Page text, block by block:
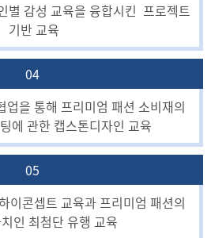
별 감성 교육을 융합시킨 프로젝트
기반 교육
04
업을 통해 프리미엄 패션 소비재의
에 관한 캡스톤디자인 교육
05
이콘셉트 교육과 프리미엄 패션의
인 최첨단 유행 교육